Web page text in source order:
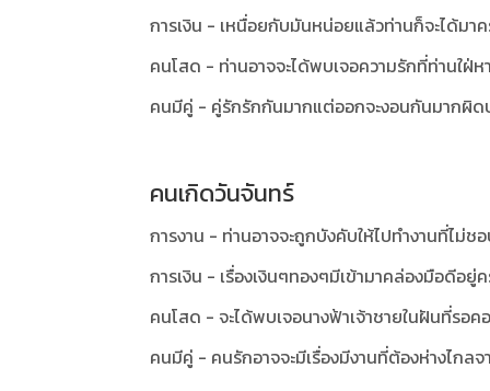
การเงิน - เหนื่อยกับมันหน่อยแล้วท่านก็จะได้มา
คนโสด - ท่านอาจจะได้พบเจอความรักที่ท่านใฝ่ห
คนมีคู่ - คู่รักรักกันมากแต่ออกจะงอนกันมากผิด
คนเกิดวันจันทร์
การงาน - ท่านอาจจะถูกบังคับให้ไปทำงานที่ไม่
การเงิน - เรื่องเงินๆทองๆมีเข้ามาคล่องมือดีอยู่
คนโสด - จะได้พบเจอนางฟ้าเจ้าชายในฝันที่รอค
คนมีคู่ - คนรักอาจจะมีเรื่องมีงานที่ต้องห่างไกล